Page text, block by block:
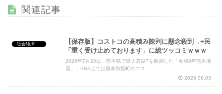
Powered by livedoor 相互RSS
関連記事
社会経済・政治
【保存版】コストコの高積み陳列に懸念殺到→+民
「重く受け止めております」に総ツッコミｗｗｗ
2026年7月28日、熊本県で最大震度7を観測した「令和8年熊本地
震」。SNS上では熊本御船町のコス...
2026.08.03